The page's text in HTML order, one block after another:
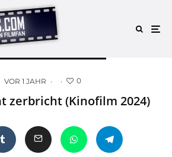
VOR 1 JAHR · · 0
zerbricht (Kinofilm 2024)